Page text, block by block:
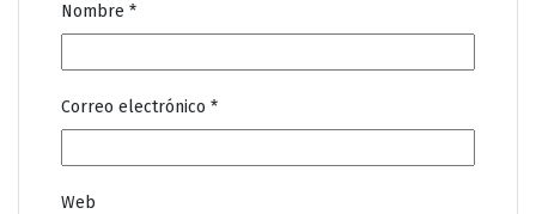
Nombre *
Correo electrónico *
Web